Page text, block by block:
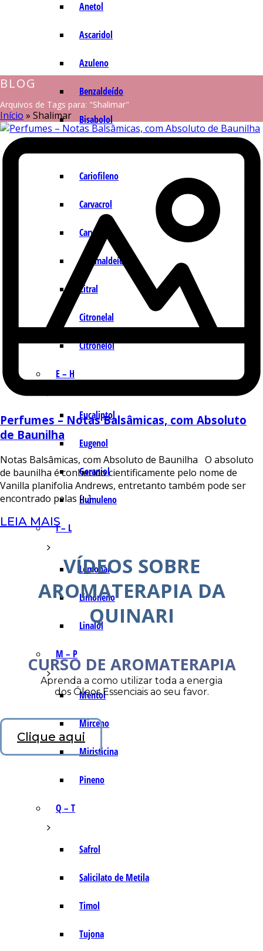
Anetol
Ascaridol
Azuleno
Benzaldeído
Bisabolol
Cariofileno
Carvacrol
Carvona
Cinamaldeído
Citral
Citronelal
Citronelol
E – H
Eucaliptol
Eugenol
Geraniol
Humuleno
I – L
Lemonal
Limoneno
Linalol
M – P
Mentol
Mirceno
Miristicina
Pineno
Q – T
Safrol
Salicilato de Metila
Timol
Tujona
BLOG
Arquivos de Tags para: "Shalimar"
Início » Shalimar
Perfumes – Notas Balsâmicas, com Absoluto
de Baunilha
Notas Balsâmicas, com Absoluto de Baunilha O absoluto
de baunilha é conhecido cientificamente pelo nome de
Vanilla planifolia Andrews, entretanto também pode ser
encontrado pelas [...]
LEIA MAIS
VÍDEOS SOBRE
AROMATERAPIA DA
QUINARI
CURSO DE AROMATERAPIA
Aprenda a como utilizar toda a energia
dos Óleos Essenciais ao seu favor.
Clique aqui